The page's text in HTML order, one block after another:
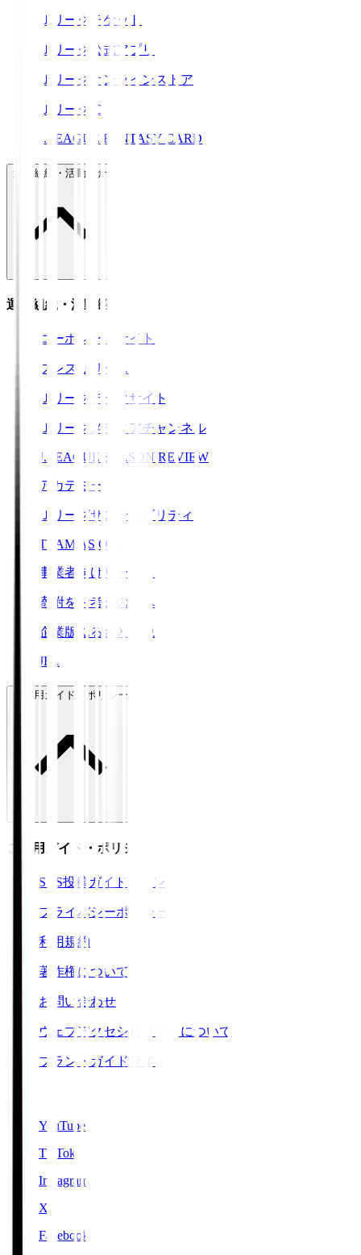
Ｊリーグチケット
Ｊリーグ公式アプリ
Ｊリーグオンラインストア
ＪリーグID
J.LEAGUE FANTASY CARD
運営組織・活動紹介
運営組織・活動紹介
コーポレートサイト
プレスリリース
Ｊリーグデータサイト
Ｊリーグメディアチャンネル
J.LEAGUE SEASON REVIEW
アカデミー
Ｊリーグサステナビリティ
TEAM AS ONE
事業者向けサービス
寄附をお考えの方へ
企業版ふるさと納税
JFA
ご利用ガイド・ポリシー
ご利用ガイド・ポリシー
SNS投稿ガイドライン
プライバシーポリシー
利用規約
著作権について
お問い合わせ
ウェブアクセシビリティについて
ブランドガイドライン
YouTube
TikTok
Instagram
X
Facebook